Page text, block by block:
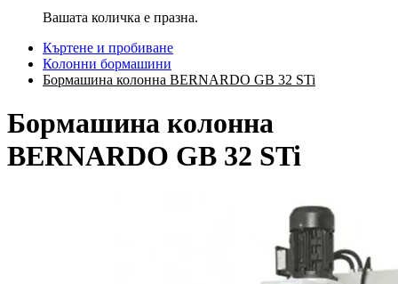
Вашата количка е празна.
Къртене и пробиване
Колонни бормашини
Бормашина колонна BERNARDO GB 32 STi
Бормашина колонна
BERNARDO GB 32 STi